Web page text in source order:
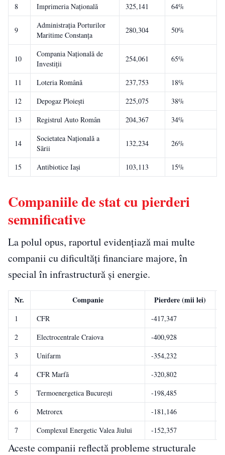
8 Imprimeria Națională 325,141 64%
9
Administrația Porturilor
Maritime Constanța
280,304 50%
10
Compania Națională de
Investiții
254,061 65%
11 Loteria Română 237,753
18%
12
Depogaz Ploiești 225,075
38%
13
Registrul Auto Român 204,367 34%
14
Societatea Națională a
Sării
132,234 26%
15 Antibiotice Iași 103,113 15%
Companiile de stat cu pierderi
semnificative
La polul opus, raportul evidențiază mai multe
companii cu dificultăți financiare majore, în
special în infrastructură și energie.
Nr. Companie Pierdere (mii lei)
1 CFR -417,347
2
Electrocentrale Craiova -400,928
3
Unifarm -354,232
4
CFR Marfă -320,802
5
Termoenergetica București -198,485
6
Metrorex -181,146
7
Complexul Energetic Valea Jiului -152,357
Aceste companii reflectă probleme structurale